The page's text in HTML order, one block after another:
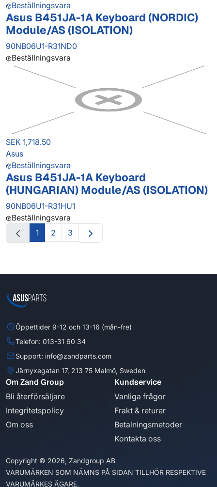
Beställningsvara
Asus B451JA-1A Keyboard (NORDIC)
Module/AS (ISOLATION)
90NB06U1-R31ND0
Beställningsvara
SEK 1,718.50
Asus
Beställningsvara
Asus B451JA-1A Keyboard
(HUNGARIAN) Module/AS (ISOLATION)
90NB06U1-R31HU1
Beställningsvara
1
2 3
Öppettider 9-12 och 13-16 (mån-fre)
Telefon: 013-31 60 34
Support: info@zandparts.com
Järnyxegatan 17, 213 75 Malmö, Sweden
Om Zand Group
Bli återförsäljare
Integritetspolicy
Om oss
Kundservice
Vanliga frågor
Frakt & returer
Betalningsmetoder
Kontakta oss
Copyright © 2026, Zandgroup AB
VARUMÄRKEN SOM NÄMNS PÅ SIDAN TILLHÖR RESPEKTIVE
VARUMÄRKES ÄGARE.